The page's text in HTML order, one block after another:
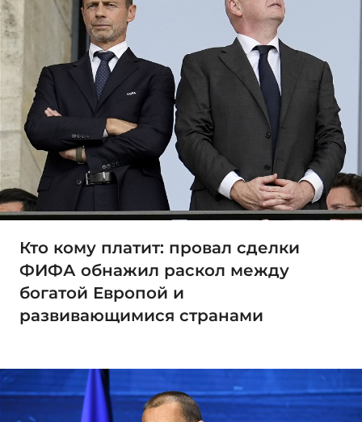
Кто кому платит: провал сделки
ФИФА обнажил раскол между
богатой Европой и
развивающимися странами